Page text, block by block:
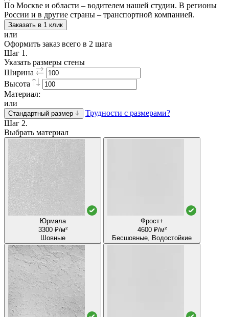
По Москве и области – водителем нашей студии. В регионы
России и в другие страны – транспортной компанией.
Заказать в 1 клик
или
Оформить заказ всего в 2 шага
Шаг 1.
Указать размеры стены
Ширина
Высота
Материал:
или
Стандартный размер
Трудности с размерами?
Шаг 2.
Выбрать материал
Юрмала
3300 ₽/м²
Шовные
Фрост+
4600 ₽/м²
Бесшовные, Водостойкие